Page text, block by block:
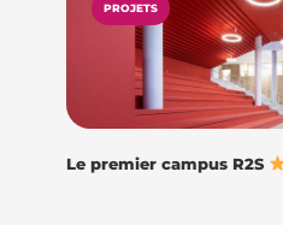
PROJETS
Le premier campus R2S